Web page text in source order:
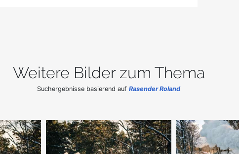
Weitere Bilder zum Thema
Suchergebnisse basierend auf Rasender Roland